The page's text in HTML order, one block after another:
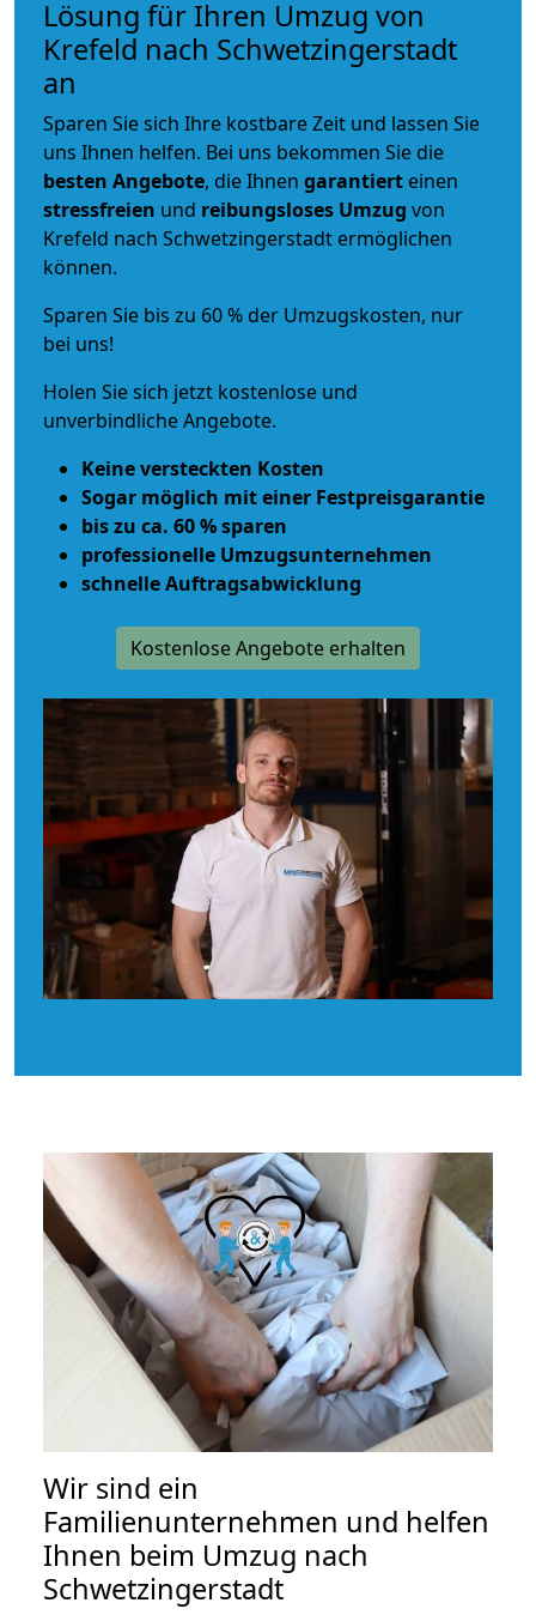
Lösung für Ihren Umzug von
Krefeld nach Schwetzingerstadt
an
Sparen Sie sich Ihre kostbare Zeit und lassen Sie
uns Ihnen helfen. Bei uns bekommen Sie die
besten Angebote, die Ihnen garantiert einen
stressfreien und reibungsloses Umzug von
Krefeld nach Schwetzingerstadt ermöglichen
können.
Sparen Sie bis zu 60 % der Umzugskosten, nur
bei uns!
Holen Sie sich jetzt kostenlose und
unverbindliche Angebote.
Keine versteckten Kosten
Sogar möglich mit einer Festpreisgarantie
bis zu ca. 60 % sparen
professionelle Umzugsunternehmen
schnelle Auftragsabwicklung
Kostenlose Angebote erhalten
Wir sind ein
Familienunternehmen und helfen
Ihnen beim Umzug nach
Schwetzingerstadt